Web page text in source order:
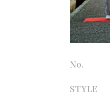
No.
STYLE